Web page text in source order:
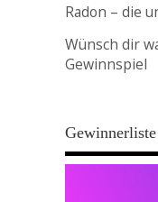
Radon – die
Wünsch dir
Gewinnspiel
Gewinnerliste